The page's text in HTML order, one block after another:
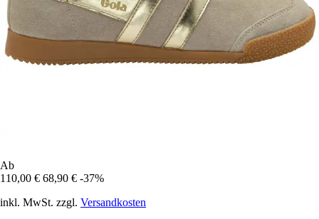
Ab
110,00 € 68,90 € -37%
inkl. MwSt. zzgl. Versandkosten